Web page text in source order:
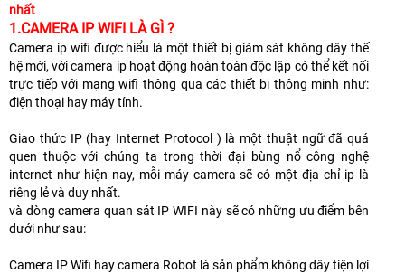
nhất
1.CAMERA IP WIFI LÀ GÌ ?
Camera ip wifi được hiểu là một thiết bị giám sát không dây thế
hệ mới, với camera ip hoạt động hoàn toàn độc lập có thể kết nối
trực tiếp với mạng wifi thông qua các thiết bị thông minh như:
điện thoại hay máy tính.
Giao thức IP (hay Internet Protocol ) là một thuật ngữ đã quá
quen thuộc với chúng ta trong thời đại bùng nổ công nghệ
internet như hiện nay, mỗi máy camera sẽ có một địa chỉ ip là
riêng lẻ và duy nhất.
và dòng camera quan sát IP WIFI này sẽ có những ưu điểm bên
dưới như sau:
Camera IP Wifi hay camera Robot là sản phẩm không dây tiện lợi